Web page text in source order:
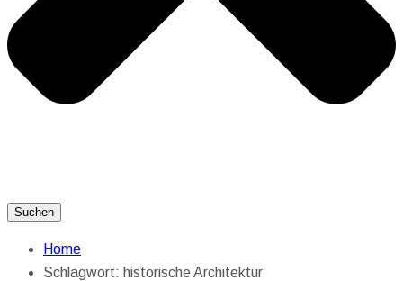
Suchen
Home
Schlagwort: historische Architektur